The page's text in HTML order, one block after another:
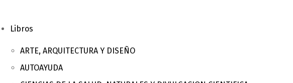
Libros
ARTE, ARQUITECTURA Y DISEÑO
AUTOAYUDA